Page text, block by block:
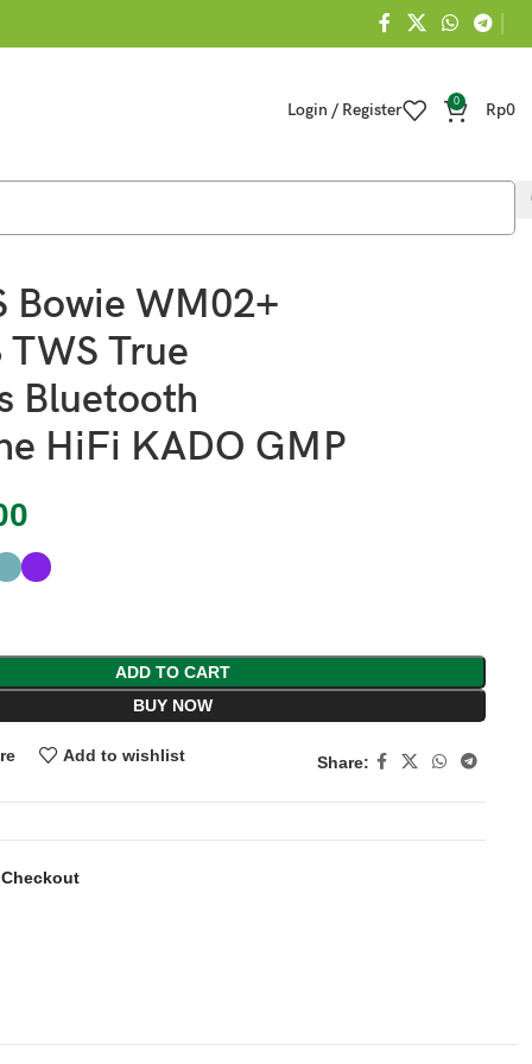
Login / Register 0 Rp0
Bowie WM02+
True
Bluetooth
HiFi KADO GMP
ADD TO CART
BUY NOW
Add to wishlist Share: